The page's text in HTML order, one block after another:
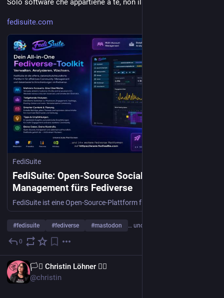
Solo software che appartiene a te, non il contrario.
fedisuite.com
FediSuite
FediSuite: Open-Source Social-Media-
Management fürs Fediverse
#fedisuite #fediverse #mastodon … und 7 weitere
0
🏳️‍⚧️ Christin Löhner 🏳️‍🌈
@christin